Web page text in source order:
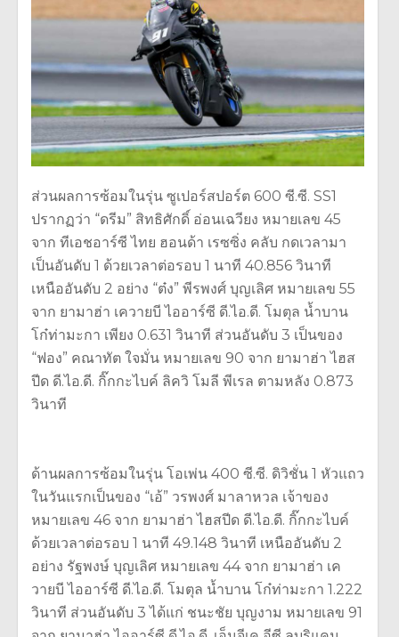
ส่วนผลการซ้อมในรุ่น ซูเปอร์สปอร์ต 600 ซี.ซี. SS1
ปรากฏว่า “ดรีม” สิทธิศักดิ์ อ่อนเฉวียง หมายเลข 45
จาก ทีเอชอาร์ซี ไทย ฮอนด้า เรซซิ่ง คลับ กดเวลามา
เป็นอันดับ 1 ด้วยเวลาต่อรอบ 1 นาที 40.856 วินาที
เหนืออันดับ 2 อย่าง “ต๋ง” พีรพงศ์ บุญเลิศ หมายเลข 55
จาก ยามาฮ่า เควายบี ไออาร์ซี ดี.ไอ.ดี. โมตุล น้ำบาน
โก๋ท่ามะกา เพียง 0.631 วินาที ส่วนอันดับ 3 เป็นของ
“ฟอง” คณาทัต ใจมั่น หมายเลข 90 จาก ยามาฮ่า ไฮส
ปีด ดี.ไอ.ดี. กิ๊กกะไบค์ ลิควิ โมลี พีเรล ตามหลัง 0.873
วินาที
ด้านผลการซ้อมในรุ่น โอเพ่น 400 ซี.ซี. ดิวิชั่น 1 หัวแถว
ในวันแรกเป็นของ “เอ้” วรพงศ์ มาลาหวล เจ้าของ
หมายเลข 46 จาก ยามาฮ่า ไฮสปีด ดี.ไอ.ดี. กิ๊กกะไบค์
ด้วยเวลาต่อรอบ 1 นาที 49.148 วินาที เหนืออันดับ 2
อย่าง รัฐพงษ์ บุญเลิศ หมายเลข 44 จาก ยามาฮ่า เค
วายบี ไออาร์ซี ดี.ไอ.ดี. โมตุล น้ำบาน โก๋ท่ามะกา 1.222
วินาที ส่วนอันดับ 3 ได้แก่ ชนะชัย บุญงาม หมายเลข 91